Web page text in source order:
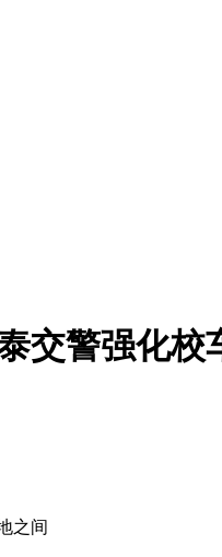
交警强化
之间